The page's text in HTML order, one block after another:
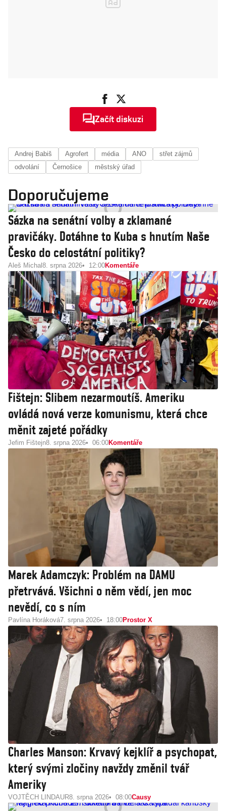
Začít diskuzi
Andrej Babiš Agrofert média ANO
střet zájmů
odvolání
Černošice městský úřad
Doporučujeme
Sázka na senátní volby a zklamané
pravičáky. Dotáhne to Kuba s hnutím Naše
Česko do celostátní politiky?
Aleš Michal 8. srpna 2026 12:00Komentáře
Fištejn: Slibem nezarmoutíš. Ameriku
ovládá nová verze komunismu, která chce
měnit zajeté pořádky
Jefim Fištejn8. srpna 2026 06:00Komentáře
Marek Adamczyk: Problém na DAMU
přetrvává. Všichni o něm vědí, jen moc
nevědí, co s ním
Pavlína Horáková7. srpna 2026 18:00Prostor X
Charles Manson: Krvavý kejklíř a psychopat,
který svými zločiny navždy změnil tvář
Ameriky
VOJTĚCH LINDAUR8. srpna 2026 08:00Causy